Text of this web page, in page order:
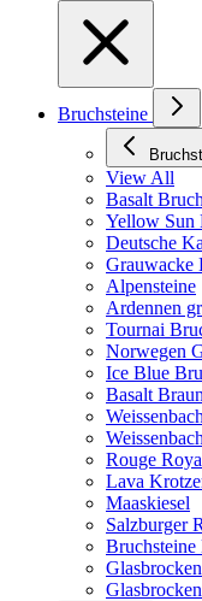
Bruchsteine
View All
Basalt
Yellow Sun
Deutsche
Grauwacke
Alpensteine
Ardennen
Tournai
Norwegen
Ice Blue
Basalt
Rouge
Lava
Maaskiesel
Salzburger
Bruchsteine
Glasbrocken